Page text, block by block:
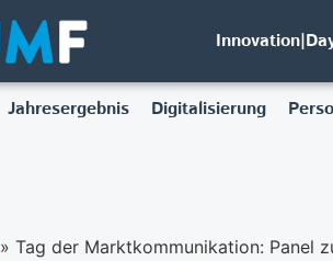
Jahresergebnis Digitalisierung
» Tag der Marktkommunikation: Panel